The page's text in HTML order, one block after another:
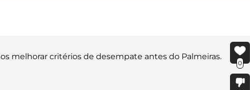
melhorar critérios de desempate antes do Palmeiras.
0